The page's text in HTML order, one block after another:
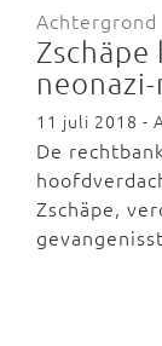
Achtergrond
11 juli 2018 -
De
Zschäpe,